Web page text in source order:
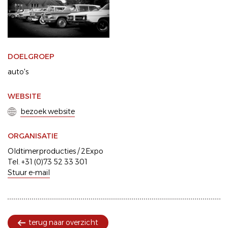
DOELGROEP
auto's
WEBSITE
bezoek website
ORGANISATIE
Oldtimerproducties / 2Expo
Tel. +31 (0)73 52 33 301
Stuur e-mail
terug naar overzicht